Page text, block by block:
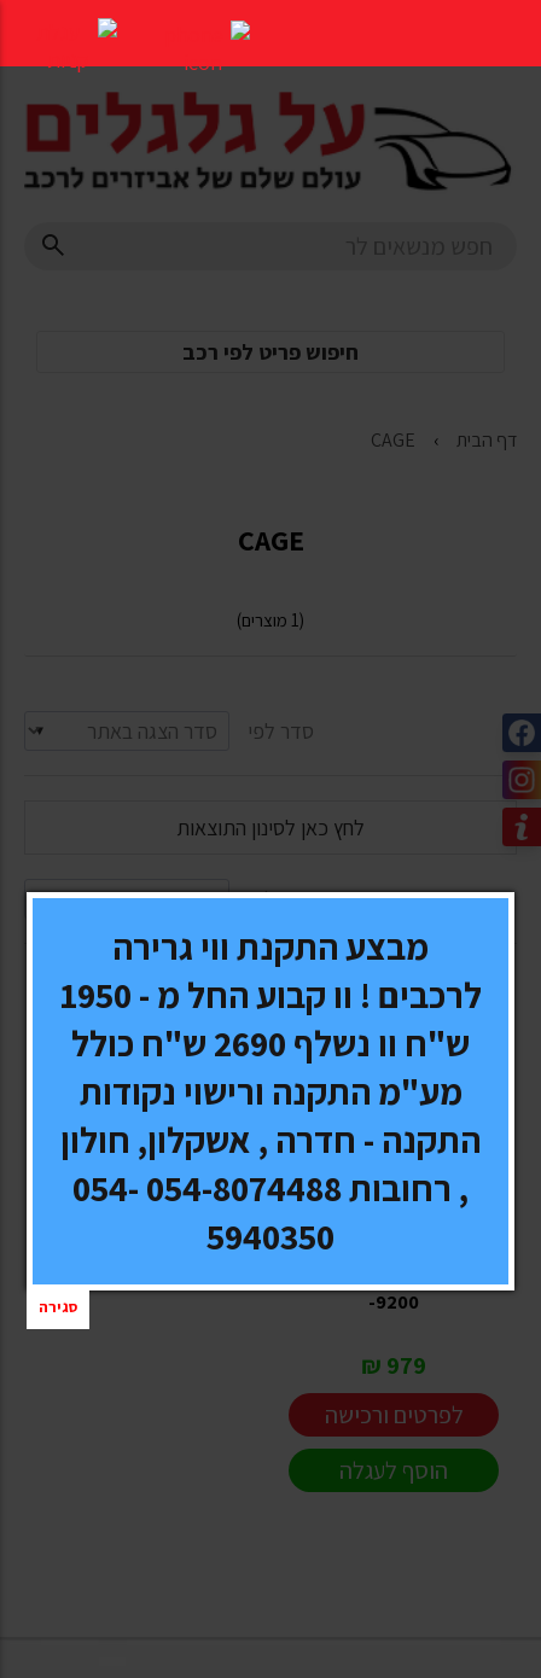
העמוד
חיפוש פריט לפי רכב
דף הבית CAGE
CAGE
(1 מוצרים)
סדר לפי
לחץ כאן לסינון התוצאות
סדר לפי
CAGE
סט מסכים 7 אינטש כולל
-9200
979 ₪
לפרטים ורכישה
הוסף לעגלה
מבצע התקנת ווי גרירה
לרכבים ! וו קבוע החל מ - 1950
ש"ח וו נשלף 2690 ש"ח כולל
מע"מ התקנה ורישוי נקודות
התקנה - חדרה , אשקלון, חולון
, רחובות 054-8074488 054-
5940350
סגירה